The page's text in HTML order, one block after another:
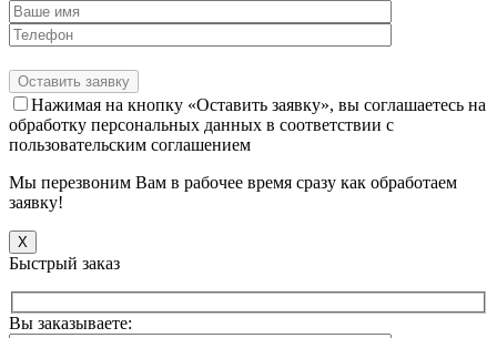
Нажимая на кнопку «Оставить заявку», вы соглашаетесь на
обработку персональных данных в соответствии с
пользовательским соглашением
Мы перезвоним Вам в рабочее время сразу как обработаем
заявку!
X
Быстрый заказ
Вы заказываете: